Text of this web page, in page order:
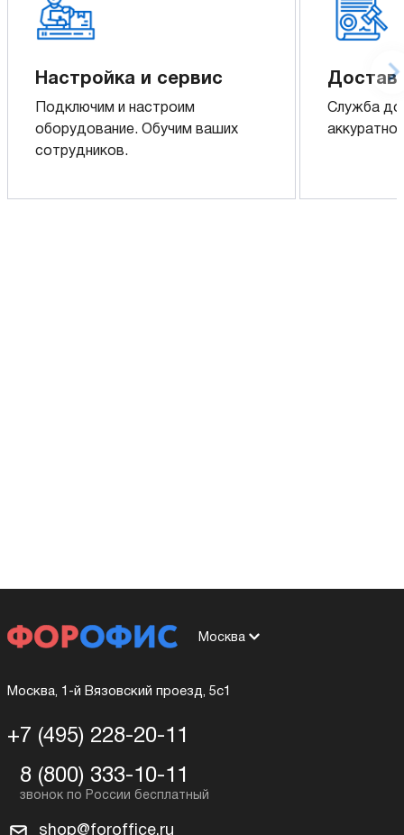
Настройка и сервис
Подключим и настроим
оборудование. Обучим ваших
сотрудников.
Служба
аккуратно
Москва
Москва, 1-й Вязовский проезд, 5с1
+7 (495) 228-20-11
8 (800) 333-10-11
shop@foroffice.ru